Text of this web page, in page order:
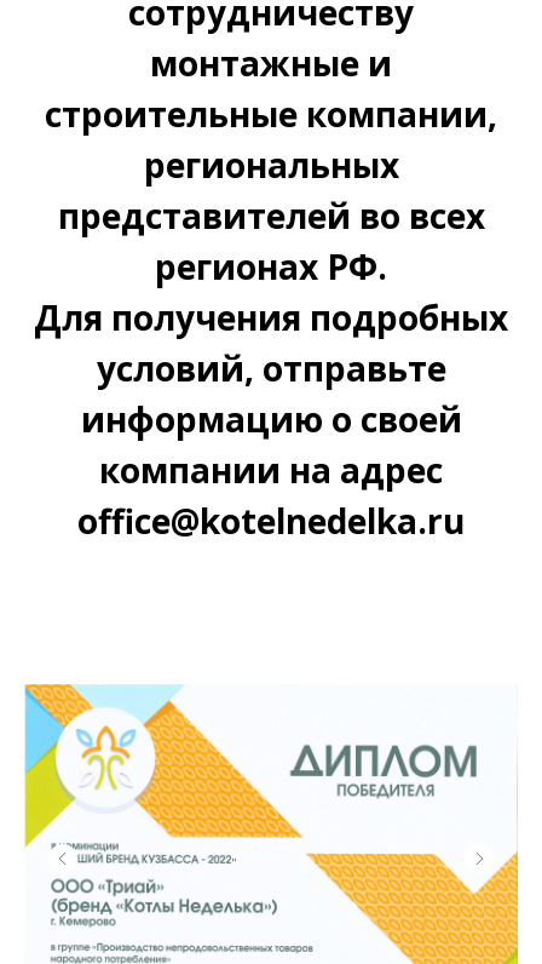
сотрудничеству
монтажные и
строительные компании,
региональных
представителей во всех
регионах РФ.
Для получения подробных
условий, отправьте
информацию о своей
компании на адрес
office@kotelnedelka.ru